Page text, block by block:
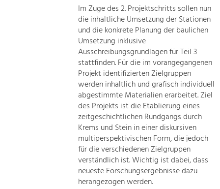
Im Zuge des 2. Projektschritts sollen nun
die inhaltliche Umsetzung der Stationen
und die konkrete Planung der baulichen
Umsetzung inklusive
Ausschreibungsgrundlagen für Teil 3
stattfinden. Für die im vorangegangenen
Projekt identifizierten Zielgruppen
werden inhaltlich und grafisch individuell
abgestimmte Materialien erarbeitet. Ziel
des Projekts ist die Etablierung eines
zeitgeschichtlichen Rundgangs durch
Krems und Stein in einer diskursiven
multiperspektivischen Form, die jedoch
für die verschiedenen Zielgruppen
verständlich ist. Wichtig ist dabei, dass
neueste Forschungsergebnisse dazu
herangezogen werden.